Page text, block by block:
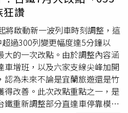
與善後工作由鐵路警察持續辦
讚
將啟動新一波列車時刻調整，這
過300列變更幅度達5分鐘以
的一次改點。由於調整內容涵
車增班，以及六家支線尖峰加開
認為未來不論是宜蘭旅遊還是竹
得改善。此次改點重點之一，是
鐵重新調整部分直達車停靠模式